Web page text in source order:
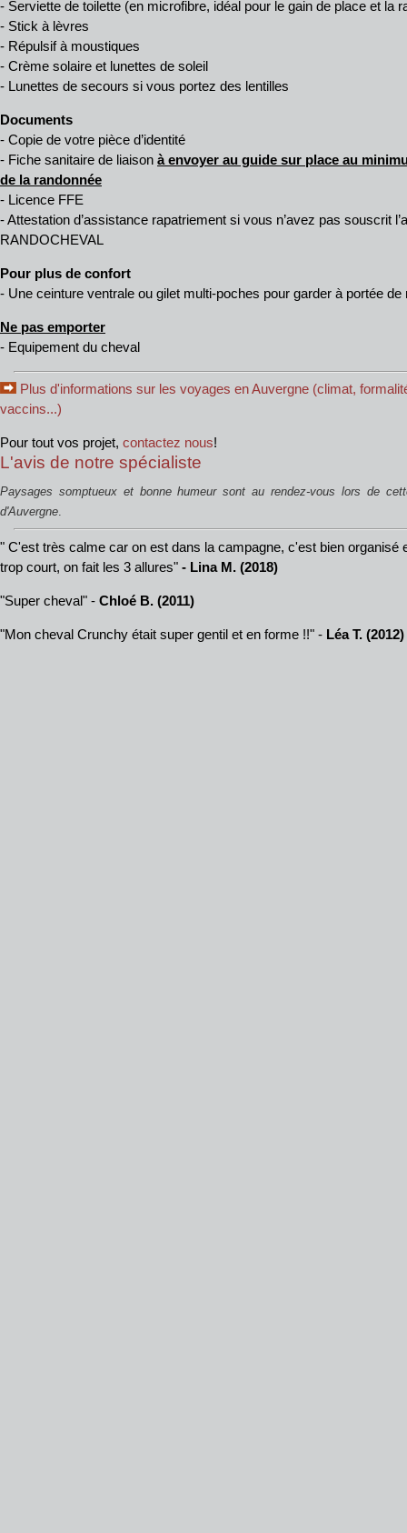
- Serviette de toilette (en microfibre, idéal pour le gain de place et la
- Stick à lèvres
- Répulsif à moustiques
- Crème solaire et lunettes de soleil
- Lunettes de secours si vous portez des lentilles
Documents
- Copie de votre pièce d’identité
- Fiche sanitaire de liaison à envoyer au guide sur place au
de la randonnée
- Licence FFE
- Attestation d’assistance rapatriement si vous n’avez pas souscrit
RANDOCHEVAL
Pour plus de confort
- Une ceinture ventrale ou gilet multi-poches pour garder à portée
Ne pas emporter
- Equipement du cheval
Plus d'informations sur les voyages en Auvergne (climat,
vaccins...)
Pour tout vos projet, contactez nous!
L'avis de notre spécialiste
Paysages somptueux et bonne humeur sont au rendez-vous lors de
d'Auvergne
" C'est très calme car on est dans la campagne, c'est bien organisé
trop court, on fait les 3 allures" - Lina M. (2018)
"Super cheval" - Chloé B. (2011)
"Mon cheval Crunchy était super gentil et en forme !!" - Léa T. (2012)